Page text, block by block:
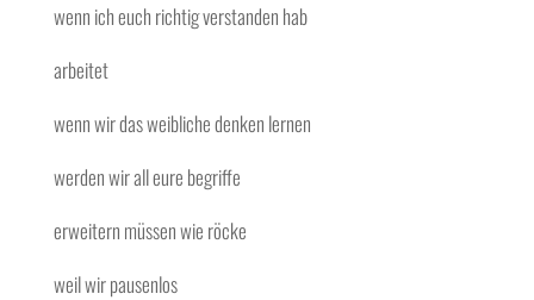
wenn ich euch richtig verstanden hab
arbeitet
wenn wir das weibliche denken lernen
werden wir all eure begriffe
erweitern müssen wie röcke
weil wir pausenlos